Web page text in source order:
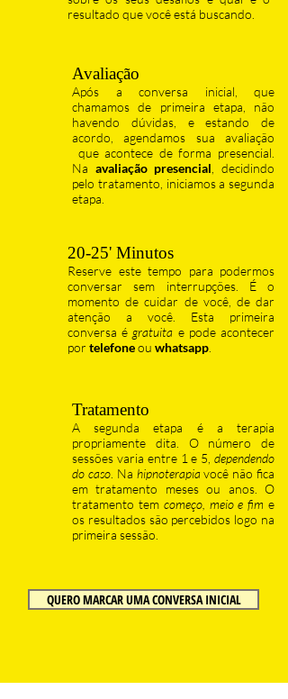
resultado que você está buscando.
Avaliação
Após a conversa inicial, que
chamamos de primeira etapa, não
havendo dúvidas, e estando de
acordo, agendamos sua avaliação
que acontece de forma presencial.
Na avaliação presencial , decidindo
pelo tratamento, iniciamos a segunda
etapa.
20-25' Minutos
Reserve este tempo para podermos
conversar sem interrupções. É o
momento de cuidar de você, de dar
atenção a você. Esta primeira
conversa égratuita e pode acontecer
por telefoneou whatsapp
Tratamento
A segunda etapa é a terapia
propriamente dita. O número de
sessões varia entre 1 e 5, dependendo
do caso. Na hipnoterapiavocê não fica
em tratamento meses ou anos. O
tratamento tem começo, meio e fim e
os resultados são percebidos logo na
primeira sessão.
QUERO MARCAR UMA CONVERSA INICIAL